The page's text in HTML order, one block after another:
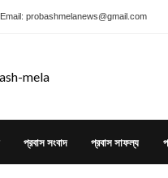
Email: probashmelanews@gmail.com
প্রবাস সংবাদ প্রবাস সাফল্য